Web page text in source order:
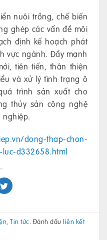
nuôi trồng, chế biến
ghép các vấn đề môi
định kế hoạch phát
vực ngành. Đẩy mạnh
tiên tiến, thân thiện
và xử lý tình trạng ô
trình sản xuất cho
thủy sản công nghệ
nghiệp.
dong-thap-chon-
d332658.html
,Tin tức. Đánh dấuliên kết